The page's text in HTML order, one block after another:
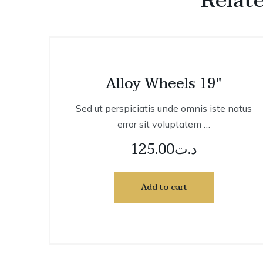
Alloy Wheels 19"
Sed ut perspiciatis unde omnis iste natus
error sit voluptatem …
د.ت125.00
Add to cart